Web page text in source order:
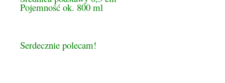
Pojemność ok. 800 ml
Serdecznie polecam!